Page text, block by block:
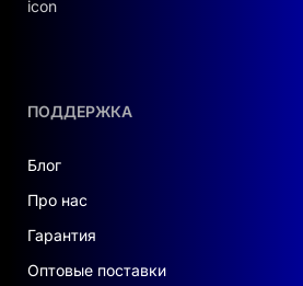
ПОДДЕРЖКА
Блог
Про нас
Гарантия
Оптовые поставки